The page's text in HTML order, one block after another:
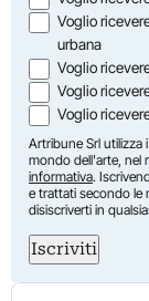
Voglio
urbana
Voglio
Voglio
Voglio
Artribune Srl utilizza
mondo dell'arte, nel
informativa.
e trattati secondo le
disiscriverti in
Iscriviti